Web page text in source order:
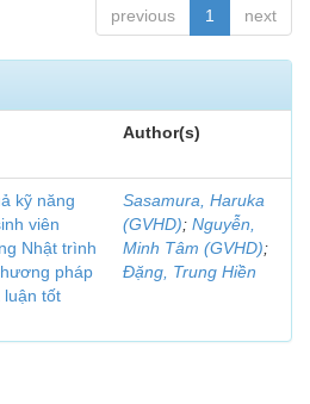
previous 1 next
Author(s)
kỹ năng
viên
Nhật trình
pháp
luận tốt
Sasamura, Haruka
(GVHD); Nguyễn,
Minh Tâm (GVHD);
Đặng, Trung Hiền